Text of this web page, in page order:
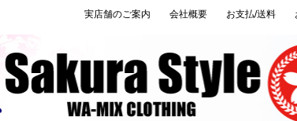
実店舗のご案内 会社概要 お支払/送料